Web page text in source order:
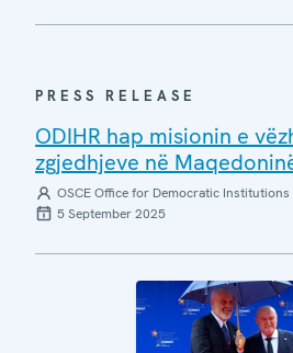
PRESS RELEASE
ODIHR hap misionin e
zgjedhjeve në
OSCE Office for Democratic Institutions
5 September 2025